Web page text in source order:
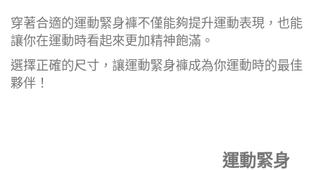
穿著合適的運動緊身褲不僅能夠提升運動表現，也能
讓你在運動時看起來更加精神飽滿。
選擇正確的尺寸，讓運動緊身褲成為你運動時的最佳
夥伴！